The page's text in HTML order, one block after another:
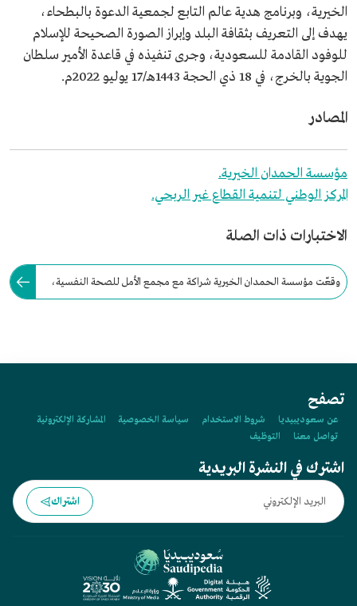
الخيرية، وبرنامج هدية عالم التابع لجمعية الدعوة بالبطحاء،
يهدف إلى التعريف بثقافة البلد وإبراز الصورة الصحيحة للإسلام
للوفود القادمة للسعودية، وجرى تنفيذه في قاعدة الأمير سلطان
الجوية بالخرج، في 18 ذي الحجة 1443هـ/17 يوليو 2022م.
المصادر
مؤسسة الحمدان الخيرية.
المركز الوطني لتنمية القطاع غير الربحي.
الاختبارات ذات الصلة
وقعّت مؤسسة الحمدان الخيرية شراكة مع مجمع الأمل للصحة النفسية،
تصفح
عن سعوديبيديا شروط الاستخدام سياسة الخصوصية
المشاركة الإلكترونية
تواصل معنا
التوظيف
اشترك في النشرة البريدية
اشتراك